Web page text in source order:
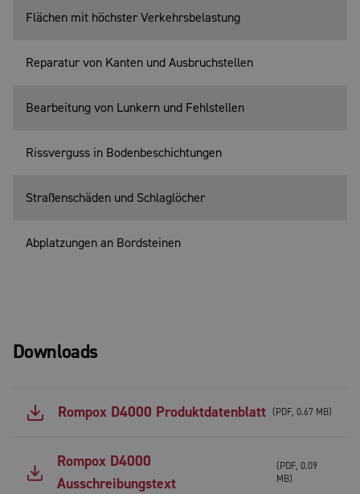
Flächen mit höchster Verkehrsbelastung
Reparatur von Kanten und Ausbruchstellen
Bearbeitung von Lunkern und Fehlstellen
Rissverguss in Bodenbeschichtungen
Straßenschäden und Schlaglöcher
Abplatzungen an Bordsteinen
Downloads
Rompox D4000 Produktdatenblatt (PDF, 0.67 MB)
Rompox D4000
Ausschreibungstext
(PDF, 0.09
MB)